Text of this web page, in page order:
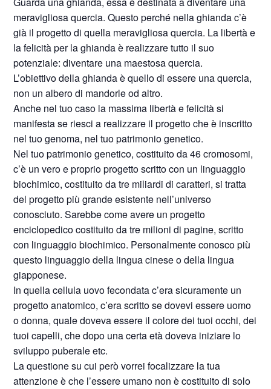
meravigliosa quercia. Questo perché nella ghianda c’è
già il progetto di quella meravigliosa quercia. La libertà e
la felicità per la ghianda è realizzare tutto il suo
potenziale: diventare una maestosa quercia.
L’obiettivo della ghianda è quello di essere una quercia,
non un albero di mandorle od altro.
Anche nel tuo caso la massima libertà e felicità si
manifesta se riesci a realizzare il progetto che è inscritto
nel tuo genoma, nel tuo patrimonio genetico.
Nel tuo patrimonio genetico, costituito da 46 cromosomi,
c’è un vero e proprio progetto scritto con un linguaggio
biochimico, costituito da tre miliardi di caratteri, si tratta
del progetto più grande esistente nell’universo
conosciuto. Sarebbe come avere un progetto
enciclopedico costituito da tre milioni di pagine, scritto
con linguaggio biochimico. Personalmente conosco più
questo linguaggio della lingua cinese o della lingua
giapponese.
In quella cellula uovo fecondata c’era sicuramente un
progetto anatomico, c’era scritto se dovevi essere uomo
o donna, quale doveva essere il colore dei tuoi occhi, dei
tuoi capelli, che dopo una certa età doveva iniziare lo
sviluppo puberale etc.
La questione su cui però vorrei focalizzare la tua
attenzione è che l’essere umano non è costituito di solo